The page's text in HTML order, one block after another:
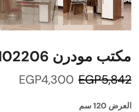
مكتب مودرن M02206
EGP5,842
EGP4,300
العرض 120 سم